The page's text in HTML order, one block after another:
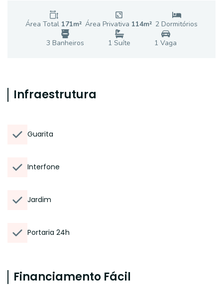
Área Total 171m² Área Privativa 114m² 2 Dormitórios
3 Banheiros 1 Suíte 1 Vaga
Infraestrutura
Guarita
Interfone
Jardim
Portaria 24h
Financiamento Fácil